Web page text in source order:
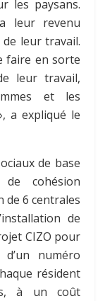
les paysans.
leur revenu
leur travail.
faire en sorte
leur travail,
et les
a expliqué le
de base
cohésion
de 6 centrales
de
CIZO pour
numéro
résident
à un coût